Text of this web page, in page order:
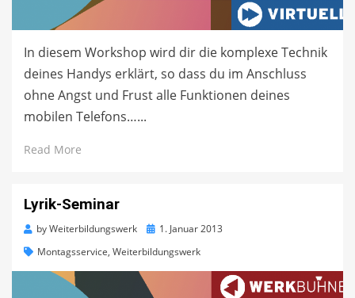
In diesem Workshop wird dir die komplexe Technik
deines Handys erklärt, so dass du im Anschluss
ohne Angst und Frust alle Funktionen deines
mobilen Telefons…...
Read More
Lyrik-Seminar
byWeiterbildungswerk
Posted1. Januar 2013
Montagsservice, Weiterbildungswerk